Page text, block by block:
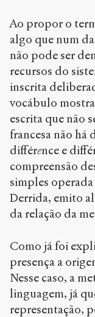
Ao propor o
algo que num
não pode ser
recursos do
inscrita
vocábulo
escrita que não
francesa não há
différence e
compreensão
simples
Derrida, emito
da relação da
Como já foi
presença a
Nesse caso, a
linguagem, já
representação,